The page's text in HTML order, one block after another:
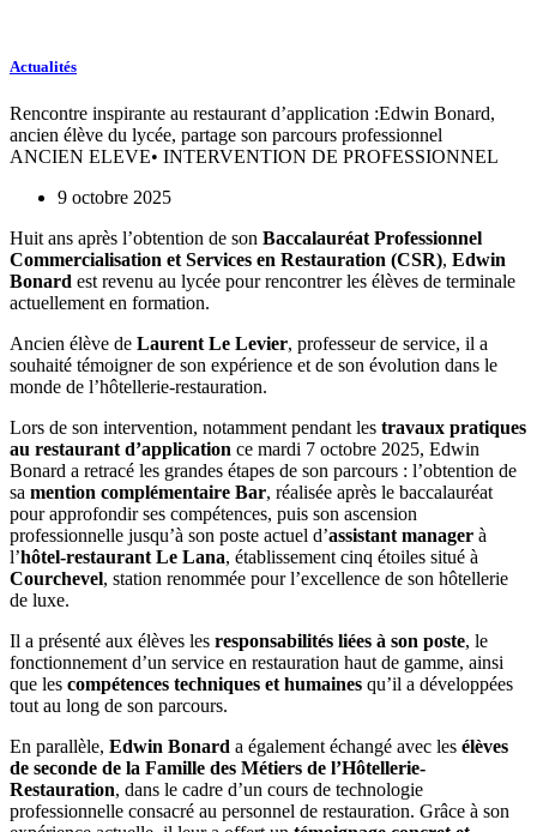
contenu
Actualités
Rencontre inspirante au restaurant d’application :Edwin Bonard,
ancien élève du lycée, partage son parcours professionnel
ANCIEN ELEVE• INTERVENTION DE PROFESSIONNEL
9 octobre 2025
Huit ans après l’obtention de son Baccalauréat Professionnel
Commercialisation et Services en Restauration (CSR), Edwin
Bonard est revenu au lycée pour rencontrer les élèves de terminale
actuellement en formation.
Ancien élève de Laurent Le Levier, professeur de service, il a
souhaité témoigner de son expérience et de son évolution dans le
monde de l’hôtellerie-restauration.
Lors de son intervention, notamment pendant les travaux pratiques
au restaurant d’application ce mardi 7 octobre 2025, Edwin
Bonard a retracé les grandes étapes de son parcours : l’obtention de
sa mention complémentaire Bar, réalisée après le baccalauréat
pour approfondir ses compétences, puis son ascension
professionnelle jusqu’à son poste actuel d’assistant manager à
l’hôtel-restaurant Le Lana, établissement cinq étoiles situé à
Courchevel, station renommée pour l’excellence de son hôtellerie
de luxe.
Il a présenté aux élèves les responsabilités liées à son poste, le
fonctionnement d’un service en restauration haut de gamme, ainsi
que les compétences techniques et humaines qu’il a développées
tout au long de son parcours.
En parallèle, Edwin Bonard a également échangé avec les élèves
de seconde de la Famille des Métiers de l’Hôtellerie-
Restauration, dans le cadre d’un cours de technologie
professionnelle consacré au personnel de restauration. Grâce à son